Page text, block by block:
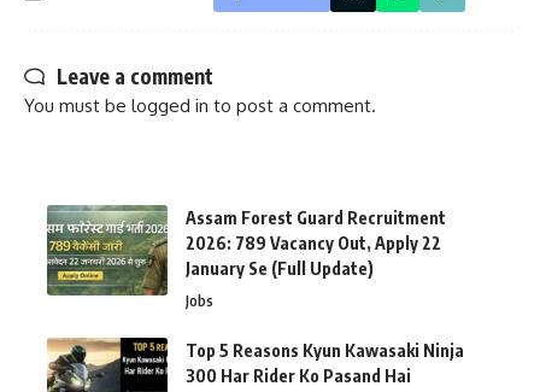
Leave a comment
You must be logged in to post a comment.
Assam Forest Guard Recruitment
2026: 789 Vacancy Out, Apply 22
January Se (Full Update)
Jobs
Top 5 Reasons Kyun Kawasaki Ninja
300 Har Rider Ko Pasand Hai